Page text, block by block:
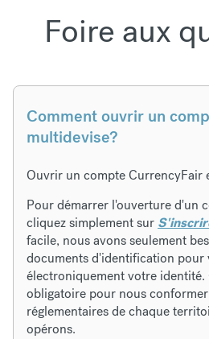
Foire aux
Comment ouvrir un
multidevise?
Ouvrir un compte CurrencyFair
Pour démarrer l'ouverture d'un
cliquez simplement sur
facile, nous avons seulement
documents d'identification pour
électroniquement votre identité.
obligatoire pour nous
réglementaires de chaque
opérons.